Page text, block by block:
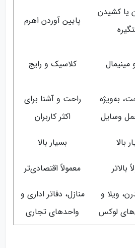
یا کشیدن
پایین آوردن اهرم
کلاسیک و رایج
به‌ویژه
وسایل
راحت و آشنا برای
اکثر کاربران
بالا بسیار بالا
بالاتر معمولاً اقتصادی‌تر
ویلا و
لوکس
منازل، دفاتر اداری و
واحدهای تجاری